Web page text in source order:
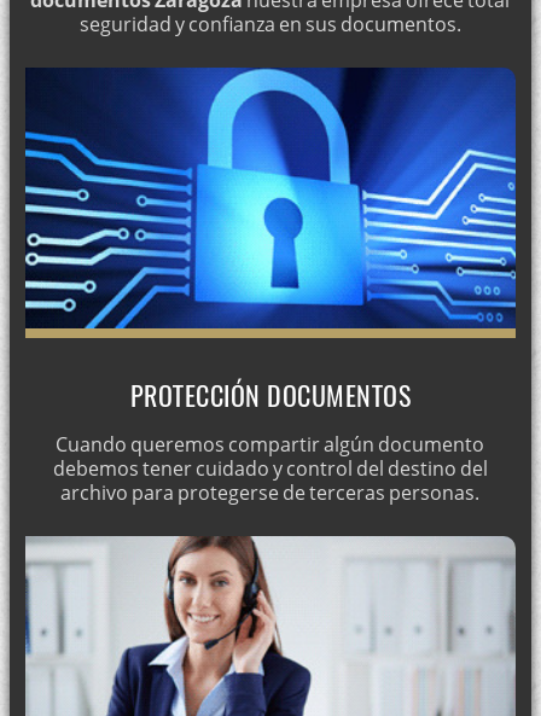
Relaciones entre responsable y encargado en el tratamiento de
datos
Normas para los responsables de tratamiento de datos según
el Reglamento Europeo
Reglamento General de Protección de Datos (GDPR):
materiales para su comprensión y cambios principales
Cómo proteger los datos de una empresa: claves para evitar
filtraciones
seguridad y confianza en sus documentos.
PROTECCIÓN DOCUMENTOS
Cuando queremos compartir algún documento
debemos tener cuidado y control del destino del
archivo para protegerse de terceras personas.